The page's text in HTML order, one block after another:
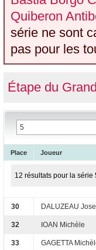
Quiberon
série ne sont
pas pour les
Étape du
Place Joueur
12 résultats pour la série
30 DALUZEAU
32 IOAN Michèle
33 GAGETTA